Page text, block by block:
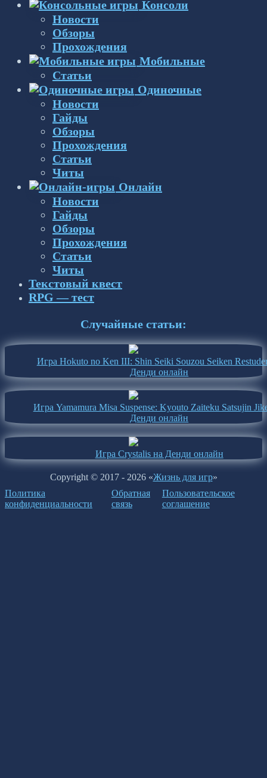
Консоли
Новости
Обзоры
Прохождения
Мобильные
Статьи
Одиночные
Новости
Гайды
Обзоры
Прохождения
Статьи
Читы
Онлайн
Новости
Гайды
Обзоры
Прохождения
Статьи
Читы
Текстовый квест
RPG — тест
Случайные статьи:
Игра Hokuto no Ken III: Shin Seiki Souzou Seiken
Денди онлайн
Игра Yamamura Misa Suspense: Kyouto Zaiteku Satsujin
Денди онлайн
Игра Crystalis на Денди онлайн
Copyright © 2017 - 2026 «Жизнь для игр»
Политика
конфиденциальности
Обратная
связь
Пользовательское
соглашение